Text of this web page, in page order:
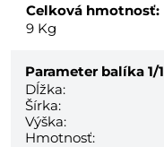
Celková hmotnosť:
9 Kg
Parameter balíka 1/1
Dĺžka:
Šírka:
Výška:
Hmotnosť: